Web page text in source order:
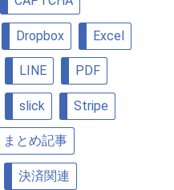
Dropbox Excel
LINE PDF
slick Stripe
まとめ記事
決済関連